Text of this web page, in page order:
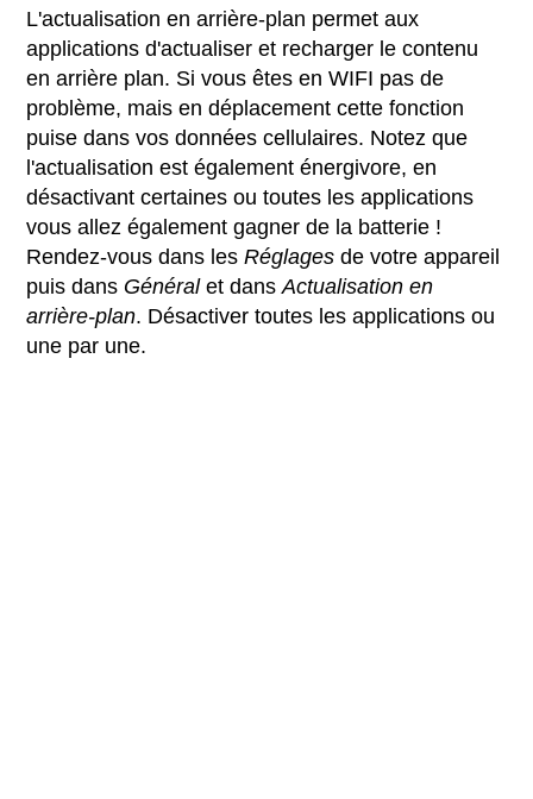
L'actualisation en arrière-plan permet aux
applications d'actualiser et recharger le contenu
en arrière plan. Si vous êtes en WIFI pas de
problème, mais en déplacement cette fonction
puise dans vos données cellulaires. Notez que
l'actualisation est également énergivore, en
désactivant certaines ou toutes les applications
vous allez également gagner de la batterie !
Rendez-vous dans lesRéglages de votre appareil
puis dans Généralet dansActualisation en
arrière-plan. Désactiver toutes les applications ou
une par une.